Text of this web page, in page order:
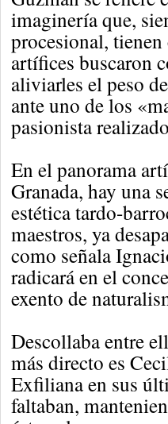
imaginería que,
procesional,
artífices buscaron
aliviarles el peso
ante uno de los
pasionista
En el panorama
Granada, hay una
estética tardo-
maestros, ya
como señala
radicará en el
exento de
Descollaba entre
más directo es
Exfiliana en sus
faltaban,